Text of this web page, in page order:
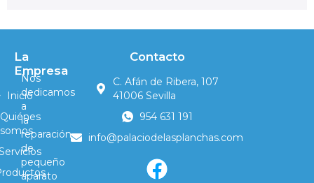
Nos
dedicamos
a
la
reparación
de
pequeño
aparato
La
Empresa
Inicio
Quiénes
somos
Contacto
C. Afán de Ribera, 107
41006 Sevilla
954 631 191
info@palaciodelasplanchas.com